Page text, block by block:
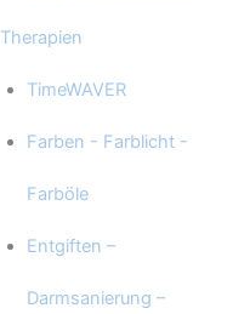
Therapien
TimeWAVER
Farben - Farblicht -
Farböle
Entgiften –
Darmsanierung –